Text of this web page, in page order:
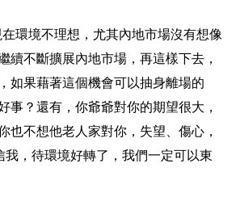
環境不理想，尤其內地市場沒有想像
續不斷擴展內地市場，再這樣下去，
如果藉著這個機會可以抽身離場的
事？還有，你爺爺對你的期望很大，
也不想他老人家對你，失望、傷心，
我，待環境好轉了，我們一定可以東